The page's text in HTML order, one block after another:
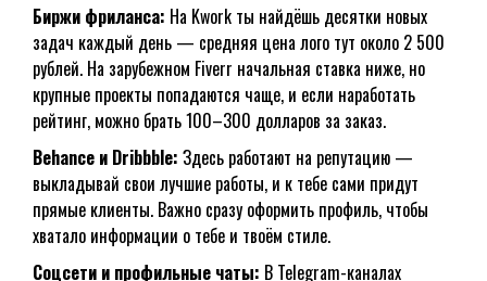
Биржи фриланса: На Kwork ты найдёшь десятки новых
задач каждый день — средняя цена лого тут около 2 500
рублей. На зарубежном Fiverr начальная ставка ниже, но
крупные проекты попадаются чаще, и если наработать
рейтинг, можно брать 100–300 долларов за заказ.
Behance и Dribbble: Здесь работают на репутацию —
выкладывай свои лучшие работы, и к тебе сами придут
прямые клиенты. Важно сразу оформить профиль, чтобы
хватало информации о тебе и твоём стиле.
Соцсети и профильные чаты: В Telegram-каналах